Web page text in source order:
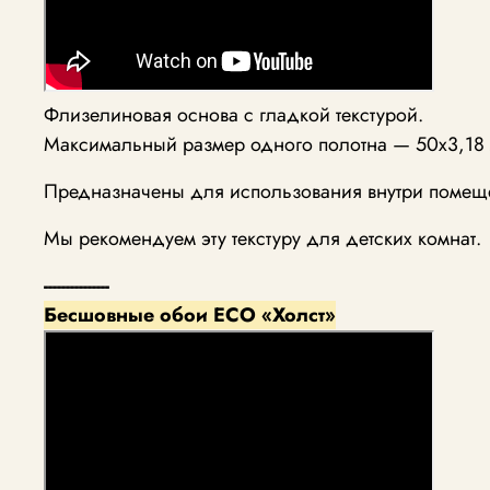
Флизелиновая основа с гладкой текстурой.
Максимальный размер одного полотна —
Предназначены для использования внутри
Мы рекомендуем эту текстуру для детских комнат.
---------------
Бесшовные обои ECO «Холст»